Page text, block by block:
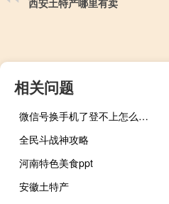
西安土特产哪里有卖
相关问题
微信号换手机了登不上怎么验证
全民斗战神攻略
河南特色美食ppt
安徽土特产